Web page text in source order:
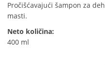
Pročišćavajući šampon za
masti.
Neto količina:
400 ml